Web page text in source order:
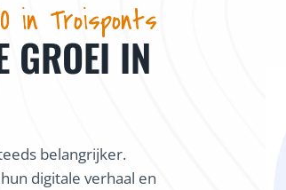
in Troisponts
GROEI IN
belangrijker.
digitale verhaal en